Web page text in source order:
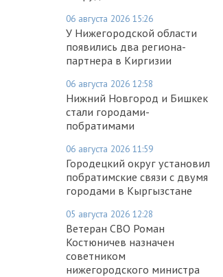
06 августа 2026 15:26
У Нижегородской области
появились два региона-
партнера в Киргизии
06 августа 2026 12:58
Нижний Новгород и Бишкек
стали городами-
побратимами
06 августа 2026 11:59
Городецкий округ установил
побратимские связи с двумя
городами в Кыргызстане
05 августа 2026 12:28
Ветеран СВО Роман
Костюничев назначен
советником
нижегородского министра